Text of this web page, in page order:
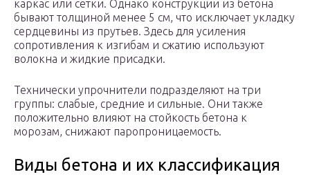
каркас или сетки. Однако конструкции из бетона
бывают толщиной менее 5 см, что исключает укладку
сердцевины из прутьев. Здесь для усиления
сопротивления к изгибам и сжатию используют
волокна и жидкие присадки.
Технически упрочнители подразделяют на три
группы: слабые, средние и сильные. Они также
положительно влияют на стойкость бетона к
морозам, снижают паропроницаемость.
Виды бетона и их классификация